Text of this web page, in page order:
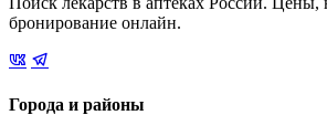
бронирование онлайн.
Города и районы